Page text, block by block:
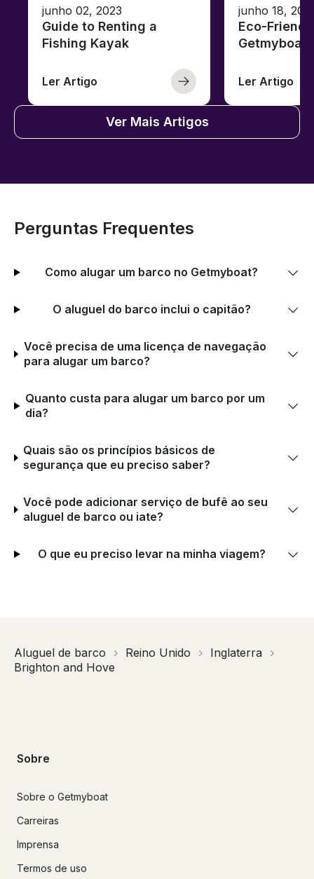
junho 02, 2023
Guide to Renting a
Fishing Kayak
Ler Artigo
junho 18,
Eco-
Getmyboat
Ler Artigo
Ver Mais Artigos
Perguntas Frequentes
Como alugar um barco no Getmyboat?
O aluguel do barco inclui o capitão?
Você precisa de uma licença de navegação
para alugar um barco?
Quanto custa para alugar um barco por um
dia?
Quais são os princípios básicos de
segurança que eu preciso saber?
Você pode adicionar serviço de bufê ao seu
aluguel de barco ou iate?
O que eu preciso levar na minha viagem?
Aluguel de barco Reino Unido
Inglaterra
Brighton and Hove
Sobre
Sobre o Getmyboat
Carreiras
Imprensa
Termos de uso